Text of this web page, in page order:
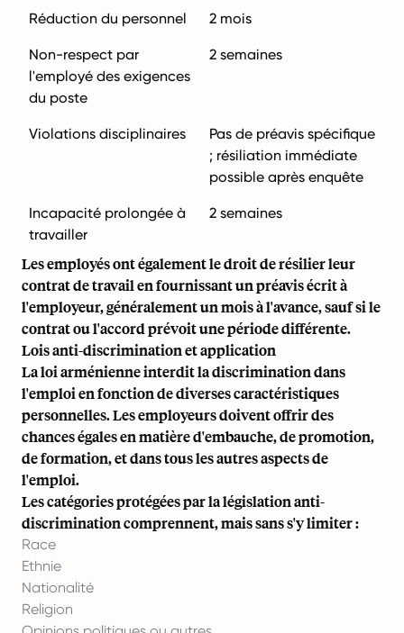
Réduction du personnel 2 mois
Non-respect par
l'employé des exigences
du poste
2 semaines
Violations disciplinaires
Pas de préavis spécifique
; résiliation immédiate
possible après enquête
Incapacité prolongée à
travailler
2 semaines
Les employés ont également le droit de résilier leur
contrat de travail en fournissant un préavis écrit à
l'employeur, généralement un mois à l'avance, sauf si le
contrat ou l'accord prévoit une période différente.
Lois anti-discrimination et application
La loi arménienne interdit la discrimination dans
l'emploi en fonction de diverses caractéristiques
personnelles. Les employeurs doivent offrir des
chances égales en matière d'embauche, de promotion,
de formation, et dans tous les autres aspects de
l'emploi.
Les catégories protégées par la législation anti-
discrimination comprennent, mais sans s'y limiter :
Race
Ethnie
Nationalité
Religion